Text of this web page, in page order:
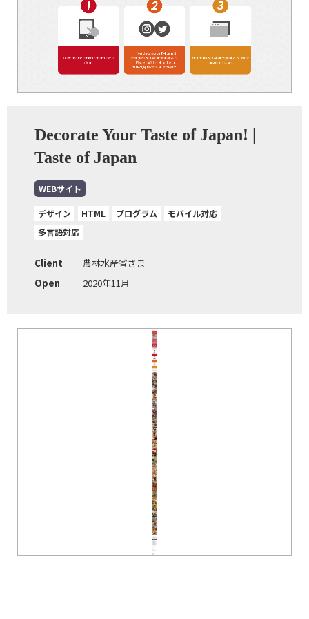
Decorate Your Taste of Japan! |
Taste of Japan
WEBサイト
デザイン HTML プログラム
モバイル対応
多言語対応
Client
農林水産省さま
Open
2020年11月